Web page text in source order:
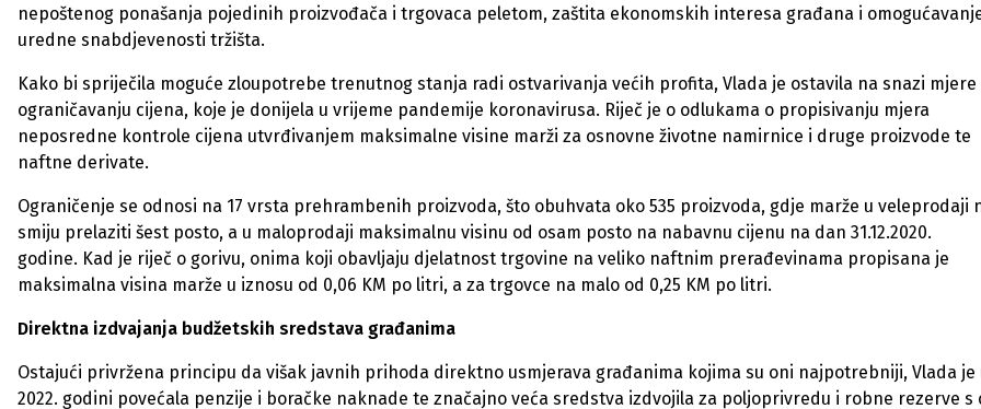
nepoštenog ponašanja pojedinih proizvođača i trgovaca peletom, zaštita ekonomskih interesa građana i
uredne snabdjevenosti tržišta.
Kako bi spriječila moguće zloupotrebe trenutnog stanja radi ostvarivanja većih profita, Vlada je ostavila na snazi mjere
ograničavanju cijena, koje je donijela u vrijeme pandemije koronavirusa. Riječ je o odlukama o propisivanju mjera
neposredne kontrole cijena utvrđivanjem maksimalne visine marži za osnovne životne namirnice i druge proizvode te
naftne derivate.
Ograničenje se odnosi na 17 vrsta prehrambenih proizvoda, što obuhvata oko 535 proizvoda, gdje marže u veleprodaji
smiju prelaziti šest posto, a u maloprodaji maksimalnu visinu od osam posto na nabavnu cijenu na dan 31.12.2020.
godine. Kad je riječ o gorivu, onima koji obavljaju djelatnost trgovine na veliko naftnim prerađevinama propisana je
maksimalna visina marže u iznosu od 0,06 KM po litri, a za trgovce na malo od 0,25 KM po litri.
Direktna izdvajanja budžetskih sredstava građanima
Ostajući privržena principu da višak javnih prihoda direktno usmjerava građanima kojima su oni najpotrebniji, Vlada je
2022. godini povećala penzije i boračke naknade te značajno veća sredstva izdvojila za poljoprivredu i robne rezerve s